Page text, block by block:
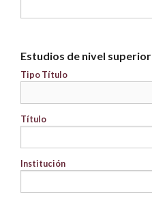
Estudios de nivel superior
Tipo Título
Título
Institución